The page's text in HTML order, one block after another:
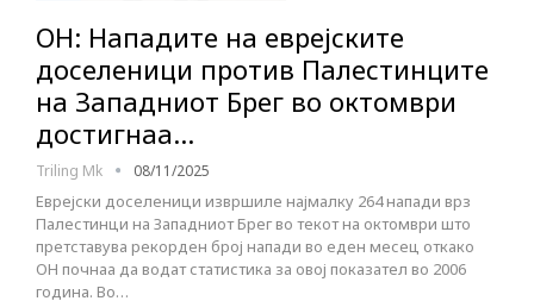
ОН: Нападите на еврејските
доселеници против Палестинците
на Западниот Брег во октомври
достигнаа…
Triling Mk 08/11/2025
Еврејски доселеници извршиле најмалку 264 напади врз
Палестинци на Западниот Брег во текот на октомври што
претставува рекорден број напади во еден месец откако
ОН почнаа да водат статистика за овој показател во 2006
година. Во…